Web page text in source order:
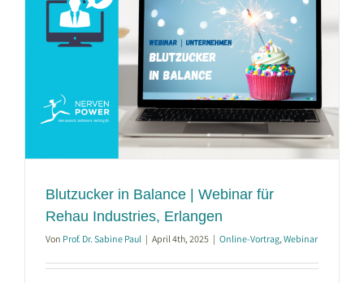
Blutzucker in Balance | Webinar für
Rehau Industries, Erlangen
Von Prof. Dr. Sabine Paul | April 4th, 2025 | Online-Vortrag,Webinar